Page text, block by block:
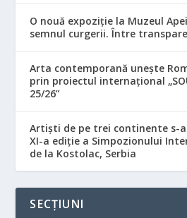
O nouă expoziție la Muzeul
semnul curgerii. Între
Arta contemporană unește
prin proiectul internațional
25/26”
Artiști de pe trei continente s-
XI-a ediție a Simpozionului
de la Kostolac, Serbia
SECȚIUNI